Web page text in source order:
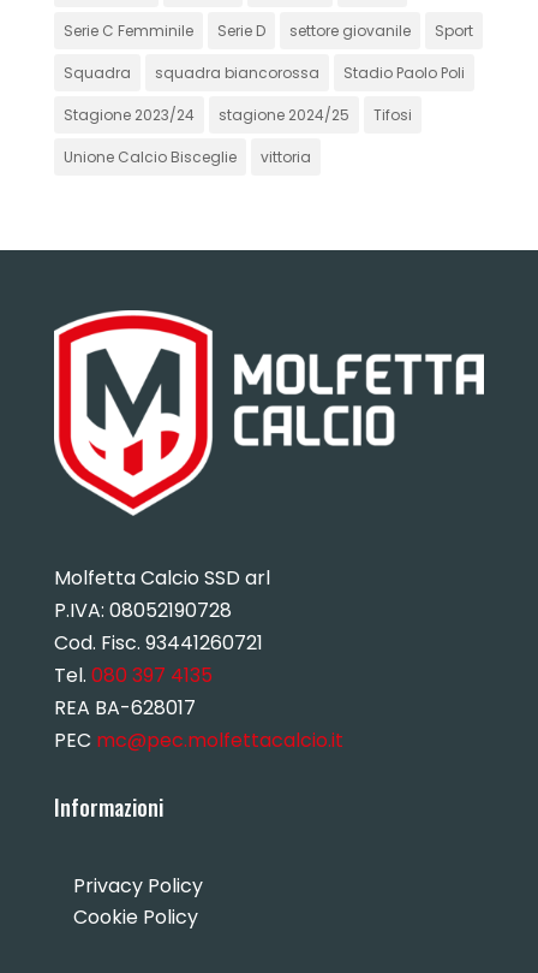
Serie C Femminile Serie D settore giovanile Sport
Squadra squadra biancorossa Stadio Paolo Poli
Stagione 2023/24 stagione 2024/25 Tifosi
Unione Calcio Bisceglie vittoria
Molfetta Calcio SSD arl
P.IVA: 08052190728
Cod. Fisc. 93441260721
Tel. 080 397 4135
REA BA-628017
PEC mc@pec.molfettacalcio.it
Informazioni
Privacy Policy
Cookie Policy